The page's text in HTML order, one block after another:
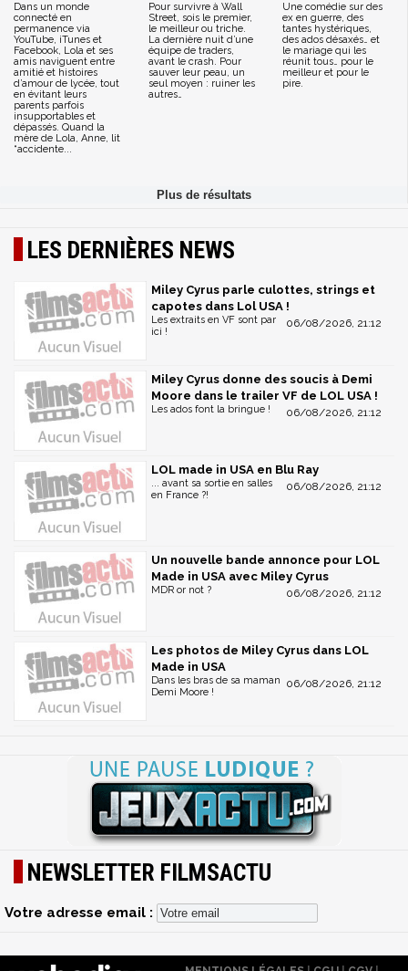
Dans un monde
connecté en
permanence via
YouTube, iTunes et
Facebook, Lola et ses
amis naviguent entre
amitié et histoires
d’amour de lycée, tout
en évitant leurs
parents parfois
insupportables et
dépassés. Quand la
mère de Lola, Anne, lit
“accidente...
Pour survivre à Wall
Street, sois le premier,
le meilleur ou triche.
La dernière nuit d’une
équipe de traders,
avant le crash. Pour
sauver leur peau, un
seul moyen : ruiner les
autres…
Une comédie sur des
ex en guerre, des
tantes hystériques,
des ados désaxés… et
le mariage qui les
réunit tous… pour le
meilleur et pour le
pire.
LES DERNIÈRES NEWS
Miley Cyrus parle culottes, strings et
capotes dans Lol USA !
06/08/2026, 21:12
Les extraits en VF sont par
ici !
Miley Cyrus donne des soucis à Demi
Moore dans le trailer VF de LOL USA !
06/08/2026, 21:12
Les ados font la bringue !
LOL made in USA en Blu Ray
06/08/2026, 21:12
... avant sa sortie en salles
en France ?!
Un nouvelle bande annonce pour LOL
Made in USA avec Miley Cyrus
06/08/2026, 21:12
MDR or not ?
Les photos de Miley Cyrus dans LOL
Made in USA
06/08/2026, 21:12
Dans les bras de sa maman
Demi Moore !
NEWSLETTER FILMSACTU
Votre adresse email :